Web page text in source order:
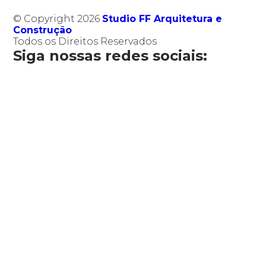
© Copyright 2026 Studio FF Arquitetura e
Construção
Todos os Direitos Reservados
Siga nossas redes sociais: